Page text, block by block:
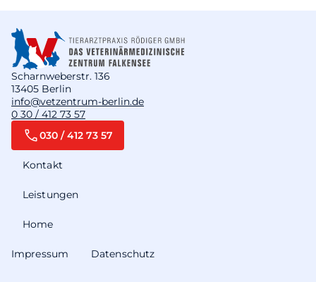
Scharnweberstr. 136
13405 Berlin
info@vetzentrum-berlin.de
0 30 / 412 73 57
Home
Leistungen
Kontakt
030 / 412 73 57
Impressum Datenschutz